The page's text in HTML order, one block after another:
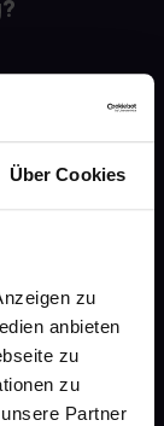
Über Cookies
zu
anbieten
zu
zu
Partner